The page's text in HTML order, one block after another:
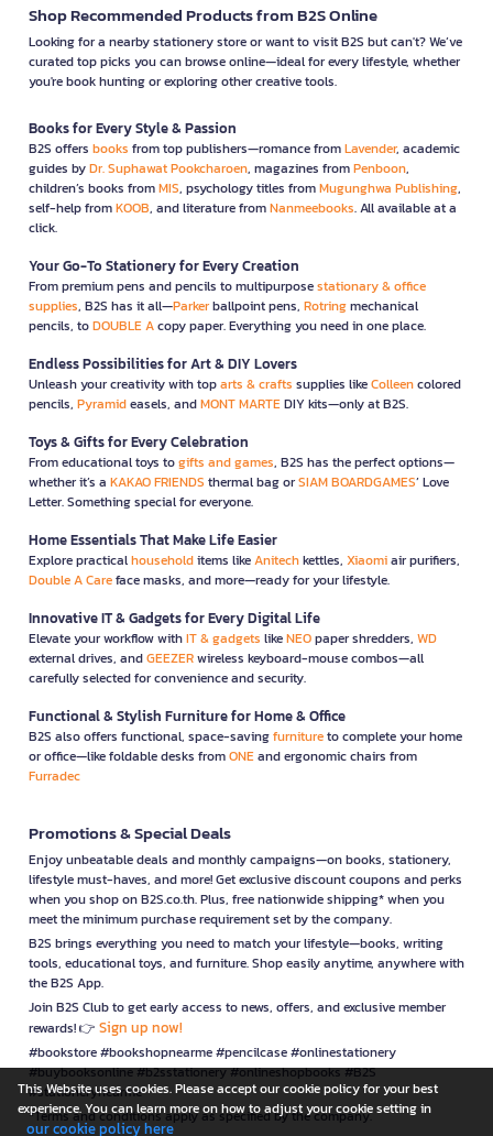
Shop Recommended Products from B2S Online
Looking for a nearby stationery store or want to visit B2S but can't? We’ve
curated top picks you can browse online—ideal for every lifestyle, whether
you're book hunting or exploring other creative tools.
Books for Every Style & Passion
B2S offers books from top publishers—romance fromLavender, academic
guides byDr. Suphawat Pookcharoen, magazines fromPenboon,
children’s books fromMIS, psychology titles fromMugunghwa Publishing,
self-help fromKOOB, and literature fromNanmeebooks. All available at a
click.
Your Go-To Stationery for Every Creation
From premium pens and pencils to multipurposestationary & office
supplies, B2S has it all—Parkerballpoint pens, Rotringmechanical
pencils, toDOUBLE Acopy paper. Everything you need in one place.
Endless Possibilities for Art & DIY Lovers
Unleash your creativity with toparts & crafts supplies likeColleencolored
pencils, Pyramideasels, andMONT MARTEDIY kits—only at B2S.
Toys & Gifts for Every Celebration
From educational toys togifts and games, B2S has the perfect options—
whether it’s a KAKAO FRIENDS thermal bag orSIAM BOARDGAMES’ Love
Letter. Something special for everyone.
Home Essentials That Make Life Easier
Explore practicalhouseholditems likeAnitechkettles, Xiaomiair purifiers,
Double A Careface masks, and more—ready for your lifestyle.
Innovative IT & Gadgets for Every Digital Life
Elevate your workflow withIT & gadgets likeNEOpaper shredders, WD
external drives, andGEEZERwireless keyboard-mouse combos—all
carefully selected for convenience and security.
Functional & Stylish Furniture for Home & Office
B2S also offers functional, space-savingfurnitureto complete your home
or office—like foldable desks fromONEand ergonomic chairs from
Furradec
Promotions & Special Deals
Enjoy unbeatable deals and monthly campaigns—on books, stationery,
lifestyle must-haves, and more! Get exclusive discount coupons and perks
when you shop on B2S.co.th. Plus, free nationwide shipping* when you
meet the minimum purchase requirement set by the company.
B2S brings everything you need to match your lifestyle—books, writing
tools, educational toys, and furniture. Shop easily anytime, anywhere with
the B2S App.
Join B2S Club to get early access to news, offers, and exclusive member
rewards! 👉 Sign up now!
#bookstore #bookshopnearme #pencilcase #onlinestationery
#buybooksonline #b2sstationery #onlineshopbooks #B2S
#stationerynearme
*Terms and conditions apply as specified by the company.
This Website uses cookies. Please accept our cookie policy for your best
experience. You can learn more on how to adjust your cookie setting in
our cookie policy here